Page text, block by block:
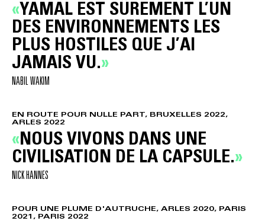
YAMAL EST SÛREMENT L’UN
DES ENVIRONNEMENTS LES
PLUS HOSTILES QUE J’AI
JAMAIS VU.
NABIL WAKIM
EN ROUTE POUR NULLE PART, BRUXELLES 2022,
ARLES 2022
NOUS VIVONS DANS UNE
CIVILISATION DE LA CAPSULE.
NICK HANNES
POUR UNE PLUME D'AUTRUCHE, ARLES 2020, PARIS
2021, PARIS 2022